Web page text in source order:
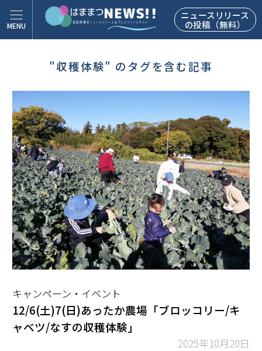
ニュースリリース
の投稿（無料）
"収穫体験" のタグを含む記事
キャンペーン・イベント
12/6(土)7(日)あったか農場「ブロッコリー/キ
ャベツ/なすの収穫体験」
2025年10月20日